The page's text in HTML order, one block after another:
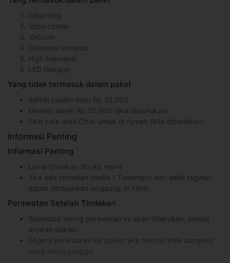
Cleansing
Vapo ozone
Vaccum
Ekstraksi komedo
High frekuensi
LED therapy
Yang tidak termasuk dalam paket
Admin pasien baru Rp 25,000
Masker wajah Rp 25,000 (jika diperlukan)
Skin care atau Obat untuk di rumah (bila diperlukan)
Informasi Penting
Informasi Penting
Lama tindakan 30-45 menit
Jika ada tindakan medis / Treatment lain, selisi tagihan
dapat dibayarkan langsung di Klinik
Perawatan Setelah Tindakan
Seberapa sering perawatan ini akan dilakukan, sesuai
anjuran dokter.
Segera periksakan ke dokter jika muncul efek samping